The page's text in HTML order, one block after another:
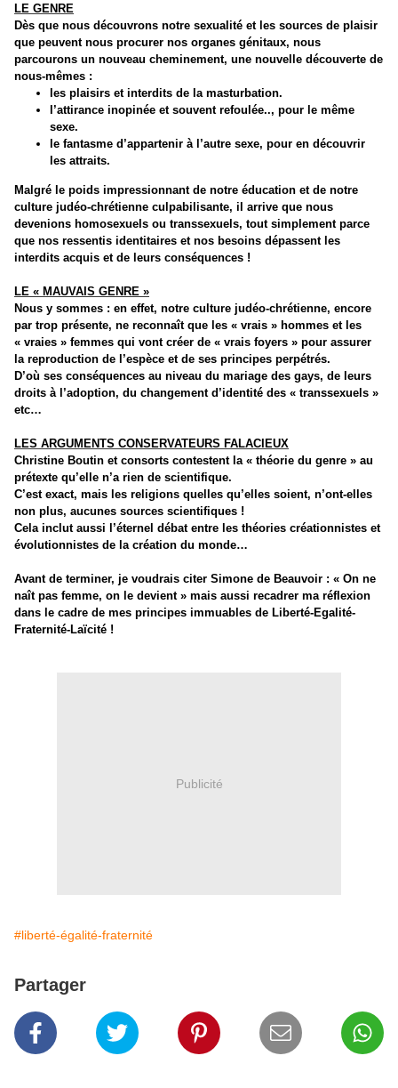
LE GENRE
Dès que nous découvrons notre sexualité et les sources de plaisir
que peuvent nous procurer nos organes génitaux, nous
parcourons un nouveau cheminement, une nouvelle découverte de
nous-mêmes :
les plaisirs et interdits de la masturbation.
l’attirance inopinée et souvent refoulée.., pour le même
sexe.
le fantasme d’appartenir à l’autre sexe, pour en découvrir
les attraits.
Malgré le poids impressionnant de notre éducation et de notre
culture judéo-chrétienne culpabilisante, il arrive que nous
devenions homosexuels ou transsexuels, tout simplement parce
que nos ressentis identitaires et nos besoins dépassent les
interdits acquis et de leurs conséquences !
LE « MAUVAIS GENRE »
Nous y sommes : en effet, notre culture judéo-chrétienne, encore
par trop présente, ne reconnaît que les « vrais » hommes et les
« vraies » femmes qui vont créer de « vrais foyers » pour assurer
la reproduction de l’espèce et de ses principes perpétrés.
D’où ses conséquences au niveau du mariage des gays, de leurs
droits à l’adoption, du changement d’identité des « transsexuels »
etc…
LES ARGUMENTS CONSERVATEURS FALACIEUX
Christine Boutin et consorts contestent la « théorie du genre » au
prétexte qu’elle n’a rien de scientifique.
C’est exact, mais les religions quelles qu’elles soient, n’ont-elles
non plus, aucunes sources scientifiques !
Cela inclut aussi l’éternel débat entre les théories créationnistes et
évolutionnistes de la création du monde…
Avant de terminer, je voudrais citer Simone de Beauvoir : « On ne
naît pas femme, on le devient » mais aussi recadrer ma réflexion
dans le cadre de mes principes immuables de Liberté-Egalité-
Fraternité-Laïcité !
Publicité
#liberté-égalité-fraternité
Partager